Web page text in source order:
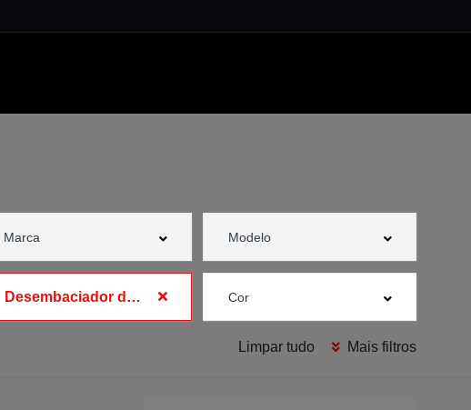
Desembaciador de pára-brisas
Limpar tudo Mais filtros